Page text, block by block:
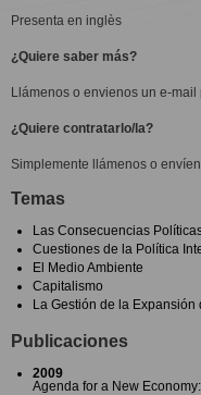
Presenta en inglès
¿Quiere saber más?
Llámenos o envienos un e-
¿Quiere contratarlo/la?
Simplemente llámenos o
Temas
Las Consecuencias
Cuestiones de la Política
El Medio Ambiente
Capitalismo
La Gestión de la Expansión
Publicaciones
2009
Agenda for a New